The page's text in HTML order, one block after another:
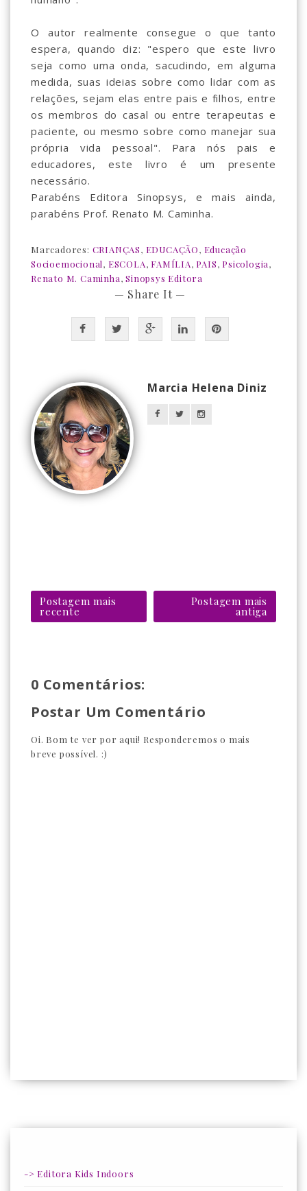
O autor realmente consegue o que tanto
espera, quando diz: "espero que este livro
seja como uma onda, sacudindo, em alguma
medida, suas ideias sobre como lidar com as
relações, sejam elas entre pais e filhos, entre
os membros do casal ou entre terapeutas e
paciente, ou mesmo sobre como manejar sua
própria vida pessoal". Para nós pais e
educadores, este livro é um presente
necessário.
Parabéns Editora Sinopsys, e mais ainda,
parabéns Prof. Renato M. Caminha.
Marcadores: CRIANÇAS, EDUCAÇÃO, Educação
Socioemocional, ESCOLA, FAMÍLIA, PAIS, Psicologia,
Renato M. Caminha,Sinopsys Editora
— Share It —
Marcia Helena Diniz
Postagem mais
recente
Postagem mais
antiga
0 Comentários:
Postar Um Comentário
Oi. Bom te ver por aqui! Responderemos o mais
breve possível. :)
-> Editora Kids Indoors